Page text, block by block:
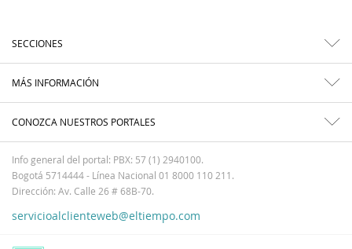
SECCIONES
MÁS INFORMACIÓN
CONOZCA NUESTROS PORTALES
Info general del portal: PBX: 57 (1) 2940100.
Bogotá 5714444 - Línea Nacional 01 8000 110 211.
Dirección: Av. Calle 26 # 68B-70.
servicioalclienteweb@eltiempo.com